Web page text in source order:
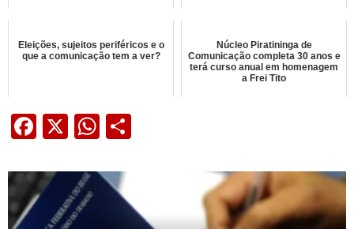
Eleições, sujeitos periféricos e o
que a comunicação tem a ver?
Núcleo Piratininga de
Comunicação completa 30 anos e
terá curso anual em homenagem
a Frei Tito
Facebook
X WhatsApp